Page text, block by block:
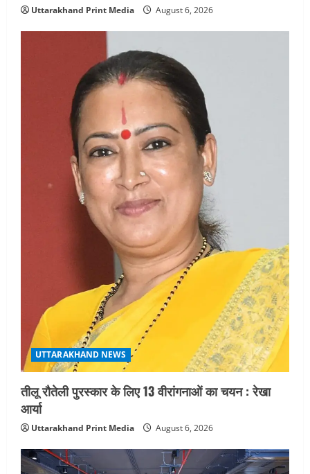
Uttarakhand Print Media August 6, 2026
UTTARAKHAND NEWS
तीलू रौतेली पुरस्कार के लिए 13 वीरांगनाओं का चयन : रेखा
आर्या
Uttarakhand Print Media August 6, 2026